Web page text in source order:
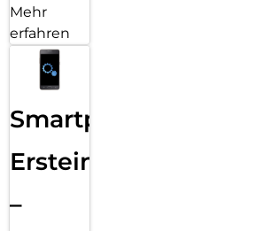
Mehr
erfahren
Smartphone
Ersteinrichtung
–